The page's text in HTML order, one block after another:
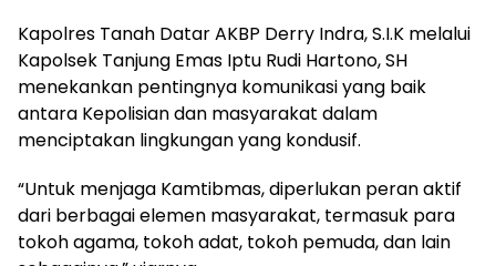
Kapolres Tanah Datar AKBP Derry Indra, S.I.K melalui
Kapolsek Tanjung Emas Iptu Rudi Hartono, SH
menekankan pentingnya komunikasi yang baik
antara Kepolisian dan masyarakat dalam
menciptakan lingkungan yang kondusif.
“Untuk menjaga Kamtibmas, diperlukan peran aktif
dari berbagai elemen masyarakat, termasuk para
tokoh agama, tokoh adat, tokoh pemuda, dan lain